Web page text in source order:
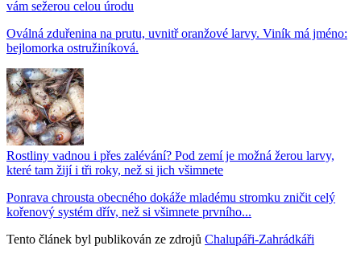
vám sežerou celou úrodu
Oválná zduřenina na prutu, uvnitř oranžové larvy. Viník má jméno:
bejlomorka ostružiníková.
Rostliny vadnou i přes zalévání? Pod zemí je možná žerou larvy,
které tam žijí i tři roky, než si jich všimnete
Ponrava chrousta obecného dokáže mladému stromku zničit celý
kořenový systém dřív, než si všimnete prvního...
Tento článek byl publikován ze zdrojů Chalupáři-Zahrádkáři